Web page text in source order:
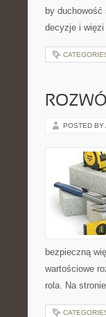
by duchowość
decyzje i
POSTED BY
bezpieczną
wartościowe
rola. Na